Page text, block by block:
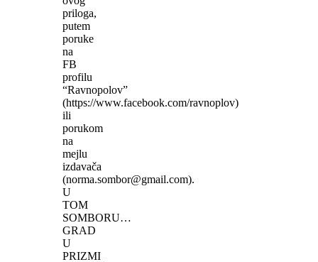
priloga,
putem
poruke
na
FB
profilu
“Ravnopolov”
(https://www.facebook.com/ravnoplov)
ili
porukom
na
mejlu
izdavača
(norma.sombor@gmail.com).
U
TOM
SOMBORU…
GRAD
U
PRIZMI